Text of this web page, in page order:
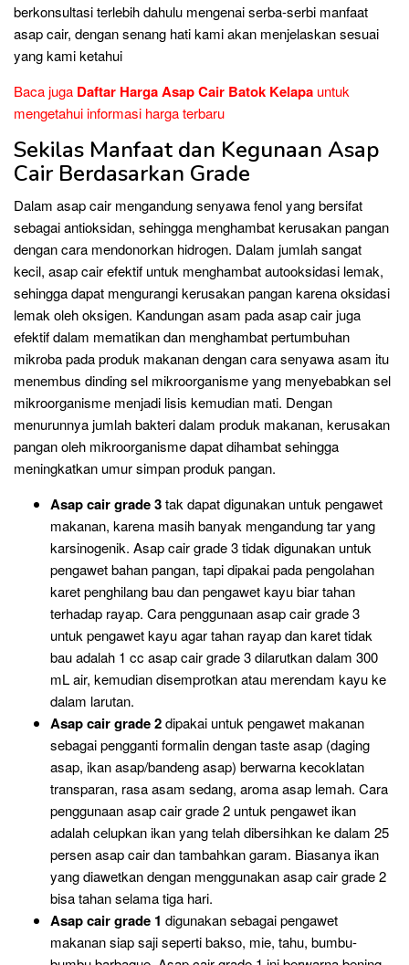
berkonsultasi terlebih dahulu mengenai serba-serbi manfaat
asap cair, dengan senang hati kami akan menjelaskan sesuai
yang kami ketahui
Baca juga Daftar Harga Asap Cair Batok Kelapa untuk
mengetahui informasi harga terbaru
Sekilas Manfaat dan Kegunaan Asap
Cair Berdasarkan Grade
Dalam asap cair mengandung senyawa fenol yang bersifat
sebagai antioksidan, sehingga menghambat kerusakan pangan
dengan cara mendonorkan hidrogen. Dalam jumlah sangat
kecil, asap cair efektif untuk menghambat autooksidasi lemak,
sehingga dapat mengurangi kerusakan pangan karena oksidasi
lemak oleh oksigen. Kandungan asam pada asap cair juga
efektif dalam mematikan dan menghambat pertumbuhan
mikroba pada produk makanan dengan cara senyawa asam itu
menembus dinding sel mikroorganisme yang menyebabkan sel
mikroorganisme menjadi lisis kemudian mati. Dengan
menurunnya jumlah bakteri dalam produk makanan, kerusakan
pangan oleh mikroorganisme dapat dihambat sehingga
meningkatkan umur simpan produk pangan.
Asap cair grade 3tak dapat digunakan untuk pengawet
makanan, karena masih banyak mengandung tar yang
karsinogenik. Asap cair grade 3 tidak digunakan untuk
pengawet bahan pangan, tapi dipakai pada pengolahan
karet penghilang bau dan pengawet kayu biar tahan
terhadap rayap. Cara penggunaan asap cair grade 3
untuk pengawet kayu agar tahan rayap dan karet tidak
bau adalah 1 cc asap cair grade 3 dilarutkan dalam 300
mL air, kemudian disemprotkan atau merendam kayu ke
dalam larutan.
Asap cair grade 2dipakai untuk pengawet makanan
sebagai pengganti formalin dengan taste asap (daging
asap, ikan asap/bandeng asap) berwarna kecoklatan
transparan, rasa asam sedang, aroma asap lemah. Cara
penggunaan asap cair grade 2 untuk pengawet ikan
adalah celupkan ikan yang telah dibersihkan ke dalam 25
persen asap cair dan tambahkan garam. Biasanya ikan
yang diawetkan dengan menggunakan asap cair grade 2
bisa tahan selama tiga hari.
Asap cair grade 1 digunakan sebagai pengawet
makanan siap saji seperti bakso, mie, tahu, bumbu-